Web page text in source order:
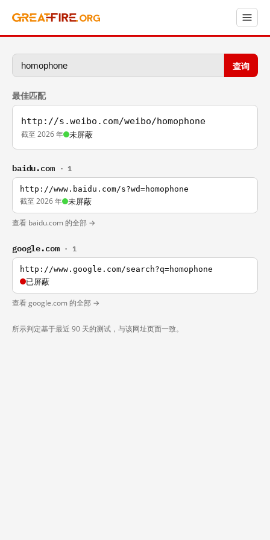
查询
最佳匹配
http://s.weibo.com/weibo/homophone
截至 2026 年 未屏蔽
baidu.com · 1
http://www.baidu.com/s?wd=homophone
截至 2026 年 未屏蔽
查看 baidu.com 的全部 →
google.com · 1
http://www.google.com/search?q=homophone
已屏蔽
查看 google.com 的全部 →
所示判定基于最近 90 天的测试，与该网址页面一致。